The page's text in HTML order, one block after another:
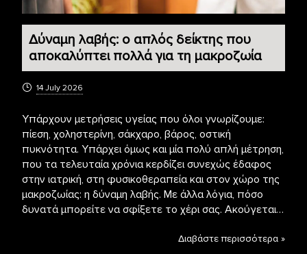
Δύναμη λαβής: ο απλός δείκτης που
αποκαλύπτει πολλά για τη μακροζωία
14 July 2026
Υπάρχουν μετρήσεις υγείας που όλοι γνωρίζουμε:
πίεση, χοληστερίνη, σάκχαρο, βάρος, οστική
πυκνότητα. Υπάρχει όμως και μία πολύ απλή μέτρηση,
που τα τελευταία χρόνια κερδίζει συνεχώς έδαφος
στην ιατρική, στη φυσικοθεραπεία και στον χώρο της
μακροζωίας: η δύναμη λαβής. Με άλλα λόγια, πόσο
δυνατά μπορείτε να σφίξετε το χέρι σας. Ακούγεται…
Διαβάστε περισσότερα »